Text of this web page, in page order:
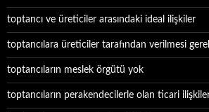
toptancı ve üreticiler arasındaki ideal ilişkiler
toptancılara üreticiler tarafından verilmesi
toptancıların meslek örgütü yok
toptancıların perakendecilerle olan ticari